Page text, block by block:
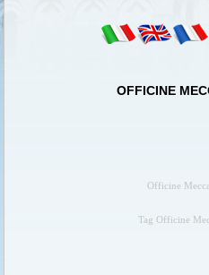
OFFICINE
Officine
Tag Officine